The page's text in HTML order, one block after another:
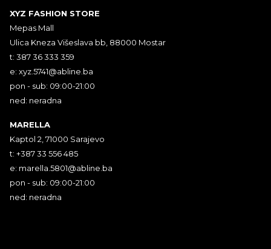
XYZ FASHION STORE
Mepas Mall
Ulica Kneza Višeslava bb, 88000 Mostar
t: 387 36 333 359
e: xyz.5741@abline.ba
pon - sub: 09:00-21:00
ned: neradna
MARELLA
Kaptol 2, 71000 Sarajevo
t: +387 33 556 485
e: marella.5801@abline.ba
pon - sub: 09:00-21:00
ned: neradna